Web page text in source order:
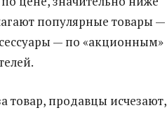
популярные товары —
— по «акционным»
товар, продавцы исчезают,